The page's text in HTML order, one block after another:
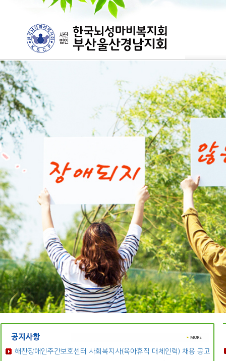
해찬장애인주간보호센터 사회복지사(육아휴직 대체인력) 채용 공고